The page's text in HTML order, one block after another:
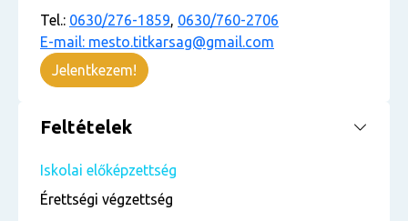
Tel.: 0630/276-1859, 0630/760-2706
E-mail: mesto.titkarsag@gmail.com
Jelentkezem!
Feltételek
Iskolai előképzettség
Érettségi végzettség